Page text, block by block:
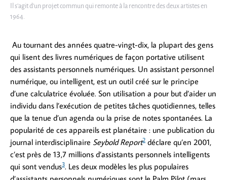
Il s’agit d’un projet commun qui remonte à la rencontre des deux artistes en
1964.
Au tournant des années quatre-vingt-dix, la plupart des gens
qui lisent des livres numériques de façon portative utilisent
des assistants personnels numériques. Un assistant personnel
numérique, ou intelligent, est un outil créé sur le principe
d’une calculatrice évoluée. Son utilisation a pour but d’aider un
individu dans l’exécution de petites tâches quotidiennes, telles
que la tenue d’un agenda ou la prise de notes spontanées. La
popularité de ces appareils est planétaire : une publication du
journal interdisciplinaire Seybold Report2 déclare qu’en 2001,
c’est près de 13,7 millions d’assistants personnels intelligents
qui sont vendus3. Les deux modèles les plus populaires